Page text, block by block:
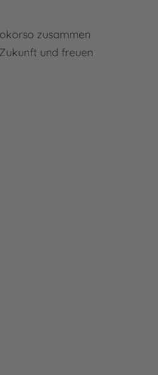
zusammen
und freuen